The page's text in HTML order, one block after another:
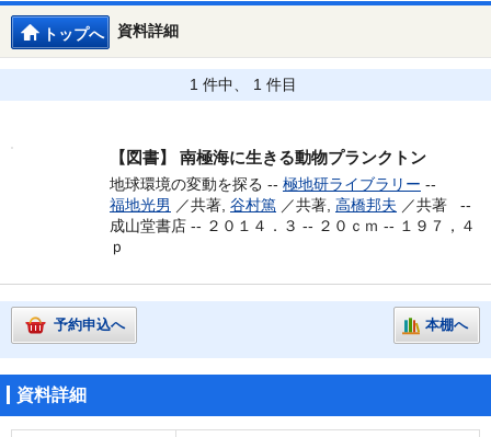
資料詳細
トップへ
1 件中、 1 件目
【図書】 南極海に生きる動物プランクトン
地球環境の変動を探る -- 極地研ライブラリー --
福地光男 ／共著, 谷村篤 ／共著, 高橋邦夫 ／共著 --
成山堂書店 -- ２０１４．３ -- ２０ｃｍ -- １９７，４
ｐ
予約申込へ 本棚へ
資料詳細